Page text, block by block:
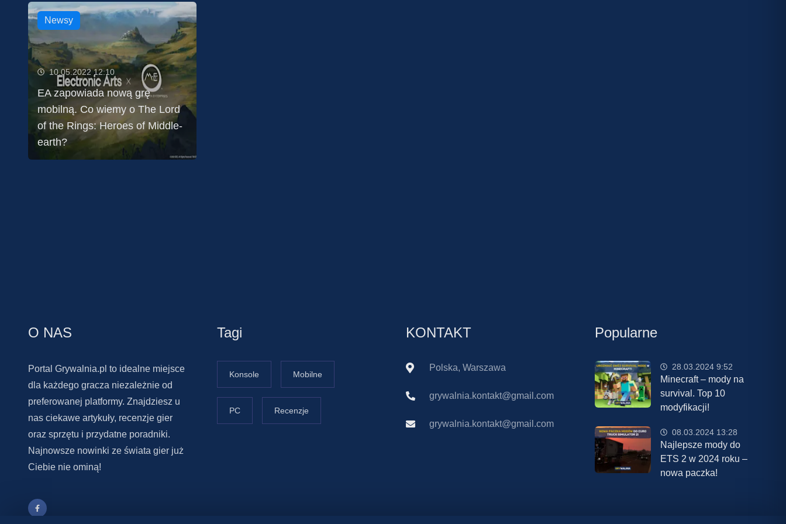
Newsy
10.05.2022 12:10
EA zapowiada nową grę
mobilną. Co wiemy o The Lord
of the Rings: Heroes of Middle-
earth?
O NAS
Portal Grywalnia.pl to idealne miejsce
dla każdego gracza niezależnie od
preferowanej platformy. Znajdziesz u
nas ciekawe artykuły, recenzje gier
oraz sprzętu i przydatne poradniki.
Najnowsze nowinki ze świata gier już
Ciebie nie ominą!
Tagi
Konsole Mobilne
PC Recenzje
KONTAKT
Polska, Warszawa
grywalnia.kontakt@gmail.com
grywalnia.kontakt@gmail.com
Popularne
28.03.2024 9:52
Minecraft – mody na
survival. Top 10
modyfikacji!
08.03.2024 13:28
Najlepsze mody do
ETS 2 w 2024 roku –
nowa paczka!